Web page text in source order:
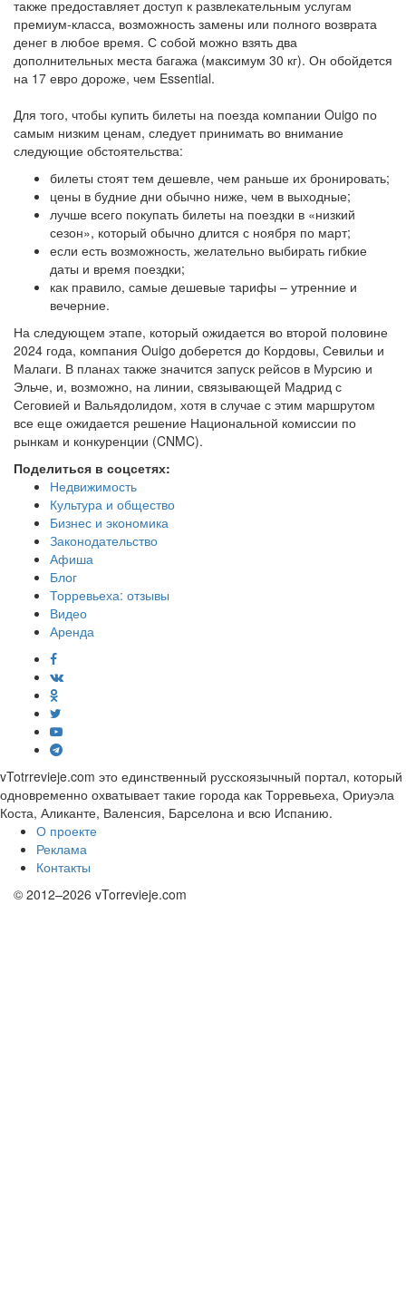
также предоставляет доступ к развлекательным услугам
премиум-класса, возможность замены или полного возврата
денег в любое время. С собой можно взять два
дополнительных места багажа (максимум 30 кг). Он обойдется
на 17 евро дороже, чем Essential.
Для того, чтобы купить билеты на поезда компании Ouigo по
самым низким ценам, следует принимать во внимание
следующие обстоятельства:
билеты стоят тем дешевле, чем раньше их бронировать;
цены в будние дни обычно ниже, чем в выходные;
лучше всего покупать билеты на поездки в «низкий
сезон», который обычно длится с ноября по март;
если есть возможность, желательно выбирать гибкие
даты и время поездки;
как правило, самые дешевые тарифы – утренние и
вечерние.
На следующем этапе, который ожидается во второй половине
2024 года, компания Ouigo доберется до Кордовы, Севильи и
Малаги. В планах также значится запуск рейсов в Мурсию и
Эльче, и, возможно, на линии, связывающей Мадрид с
Сеговией и Вальядолидом, хотя в случае с этим маршрутом
все еще ожидается решение Национальной комиссии по
рынкам и конкуренции (CNMC).
Поделиться в соцсетях:
Недвижимость
Культура и общество
Бизнес и экономика
Законодательство
Афиша
Блог
Торревьеха: отзывы
Видео
Аренда
vTotrrevieje.com это единственный русскоязычный портал, который
одновременно охватывает такие города как Торревьеха, Ориуэла
Коста, Аликанте, Валенсия, Барселона и всю Испанию.
О проекте
Реклама
Контакты
© 2012–2026 vTorrevieje.com